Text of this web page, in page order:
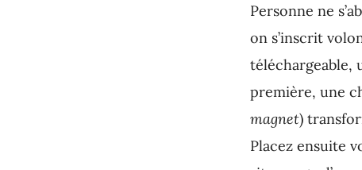
Personne ne
on s’inscrit
téléchargeable,
première, une
magnet)
Placez ensuite